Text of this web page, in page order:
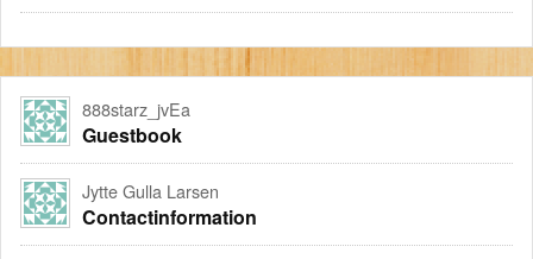
888starz_jvEa
Guestbook
Jytte Gulla Larsen
Contactinformation